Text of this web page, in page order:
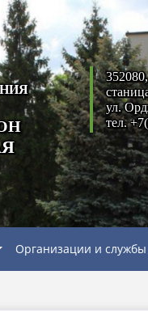
ул.
тел.
Организации и службы